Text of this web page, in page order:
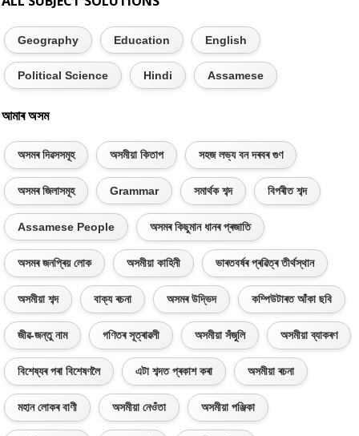
Geography Education English
Political Science Hindi Assamese
আমাৰ অসম
অসমৰ দিৱসসমূহ অসমীয়া কিতাপ সহজ লভ্য বন দৰবৰ গুণ
অসমৰ জিলাসমূহ Grammar সমাৰ্থক শব্দ বিপৰীত শব্দ
Assamese People অসমৰ কিছুমান ধানৰ প্ৰজাতি
অসমৰ জনপ্ৰিয় লোক অসমীয়া কাহিনী ভাৰতবৰ্ষৰ প্ৰৱিত্ৰ তীৰ্থস্থান
অসমীয়া শব্দ বাক্য ৰচনা অসমৰ উদ্ভিদ কম্পিউটাৰত আঁকা ছবি
জীৱ-জন্তু নাম গণিতৰ সূত্ৰাৱলী অসমীয়া সঁজুলি অসমীয়া ব্যাকৰণ
বিশেষ্যৰ পৰা বিশেষণলৈ এটা শব্দত প্ৰকাশ কৰা অসমীয়া ৰচনা
মহান লোকৰ বাণী অসমীয়া নেওঁতা অসমীয়া পঞ্জিকা